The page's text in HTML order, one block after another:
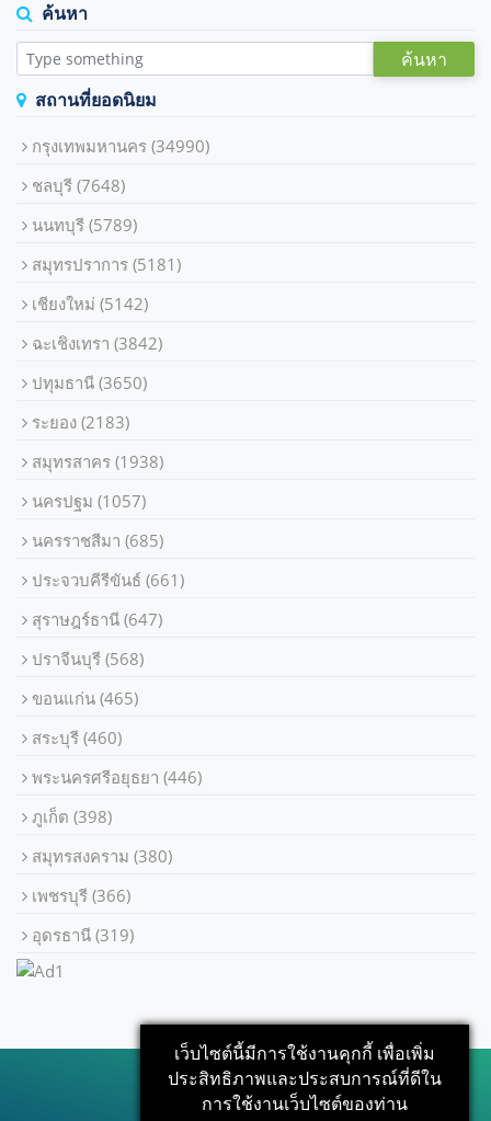
ค้นหา
ค้นหา
สถานที่ยอดนิยม
กรุงเทพมหานคร
(34990)
ชลบุรี
(7648)
นนทบุรี
(5789)
สมุทรปราการ
(5181)
เชียงใหม่
(5142)
ฉะเชิงเทรา
(3842)
ปทุมธานี
(3650)
ระยอง
(2183)
สมุทรสาคร
(1938)
นครปฐม
(1057)
นครราชสีมา
(685)
ประจวบคีรีขันธ์
(661)
สุราษฎร์ธานี
(647)
ปราจีนบุรี
(568)
ขอนแก่น
(465)
สระบุรี
(460)
พระนครศรีอยุธยา
(446)
ภูเก็ต
(398)
สมุทรสงคราม
(380)
เพชรบุรี
(366)
อุดรธานี
(319)
เว็บไซต์นี้มีการใช้งานคุกกี้ เพื่อเพิ่ม
ประสิทธิภาพและประสบการณ์ที่ดีใน
การใช้งานเว็บไซต์ของท่าน